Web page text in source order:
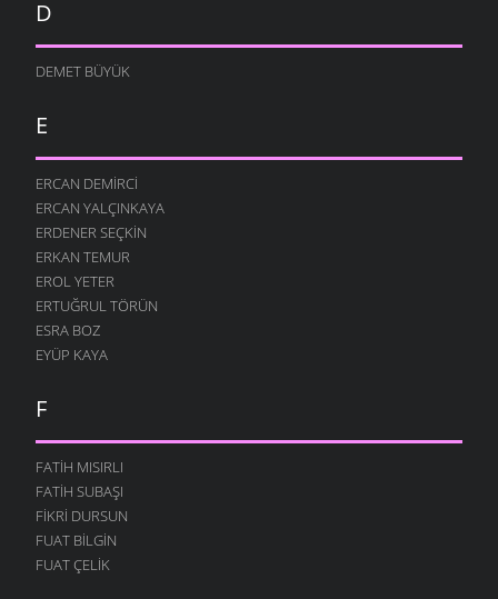
D
DEMET BÜYÜK
E
ERCAN DEMIRCI
ERCAN YALÇINKAYA
ERDENER SEÇKIN
ERKAN TEMUR
EROL YETER
ERTUĞRUL TÖRÜN
ESRA BOZ
EYÜP KAYA
F
FATIH MISIRLI
FATIH SUBAŞI
FIKRI DURSUN
FUAT BILGIN
FUAT ÇELIK